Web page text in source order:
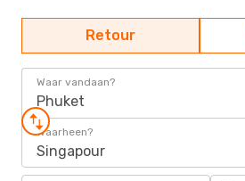
Retour
Waar vandaan?
Phuket
Waarheen?
Singapour